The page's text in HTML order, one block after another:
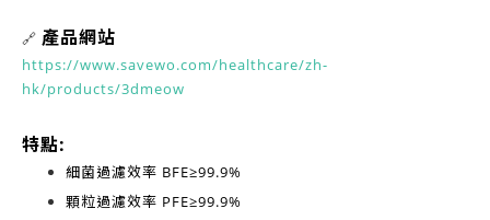
🔗 產品網站
https://www.savewo.com/healthcare/zh-
hk/products/3dmeow
特點:
細菌過濾效率 BFE≥99.9%
顆粒過濾效率 PFE≥99.9%